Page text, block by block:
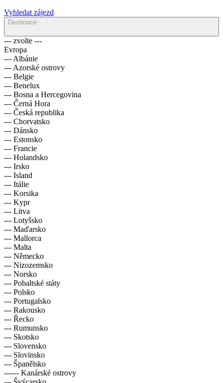
Vyhledat zájezd
Destinace
--- zvolte ---
Evropa
--- Albánie
--- Azorské ostrovy
--- Belgie
--- Benelux
--- Bosna a Hercegovina
--- Černá Hora
--- Česká republika
--- Chorvatsko
--- Dánsko
--- Estonsko
--- Francie
--- Holandsko
--- Irsko
--- Island
--- Itálie
--- Korsika
--- Kypr
--- Litva
--- Lotyšsko
--- Maďarsko
--- Mallorca
--- Malta
--- Německo
--- Nizozemsko
--- Norsko
--- Pobaltské státy
--- Polsko
--- Portugalsko
--- Rakousko
--- Řecko
--- Rumunsko
--- Skotsko
--- Slovensko
--- Slovinsko
--- Španělsko
------ Kanárské ostrovy